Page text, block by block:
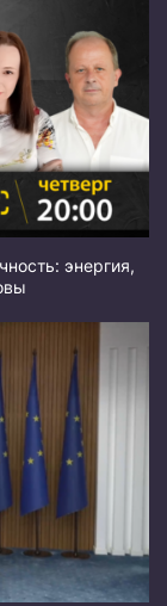
энергия,